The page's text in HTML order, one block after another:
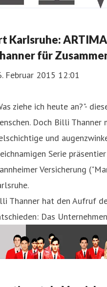
Karlsruhe:
für
Februar 2015 12:01
ziehe ich heute an?"-
Doch Billi Thanner
und
Serie
Versicherung
Thanner hat den Aufruf
Das